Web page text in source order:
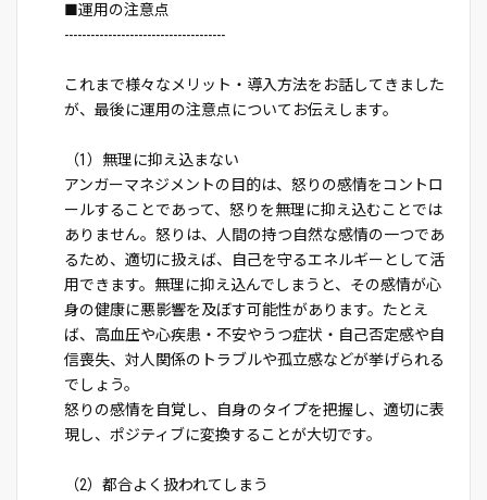
■運用の注意点
-------------------------------------
これまで様々なメリット・導入方法をお話してきました
が、最後に運用の注意点についてお伝えします。
（1）無理に抑え込まない
アンガーマネジメントの目的は、怒りの感情をコントロ
ールすることであって、怒りを無理に抑え込むことでは
ありません。怒りは、人間の持つ自然な感情の一つであ
るため、適切に扱えば、自己を守るエネルギーとして活
用できます。無理に抑え込んでしまうと、その感情が心
身の健康に悪影響を及ぼす可能性があります。たとえ
ば、高血圧や心疾患・不安やうつ症状・自己否定感や自
信喪失、対人関係のトラブルや孤立感などが挙げられる
でしょう。
怒りの感情を自覚し、自身のタイプを把握し、適切に表
現し、ポジティブに変換することが大切です。
（2）都合よく扱われてしまう